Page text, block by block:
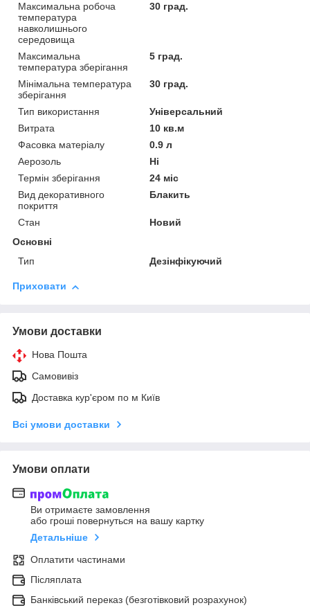
Максимальна робоча
температура
навколишнього
середовища
30 град.
Максимальна
температура зберігання
5 град.
Мінімальна температура
зберігання
30 град.
Тип використання
Універсальний
Витрата
10 кв.м
Фасовка матеріалу
0.9 л
Аерозоль
Ні
Термін зберігання
24 міс
Вид декоративного
покриття
Блакить
Стан
Новий
Основні
Тип
Дезінфікуючий
Приховати
Умови доставки
Нова Пошта
Самовивіз
Доставка кур'єром по м Київ
Всі умови доставки
Умови оплати
Ви отримаєте замовлення
або гроші повернуться на вашу картку
Детальніше
Оплатити частинами
Післяплата
Банківський переказ (безготівковий розрахунок)